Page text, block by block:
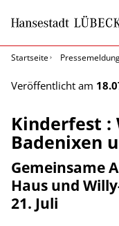
Startseite
Veröffentlicht am
Kinderfest :
Badenixen
Gemeinsame
Haus und
21. Juli